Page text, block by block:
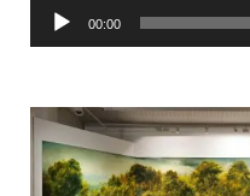
Äänitoistin
00:00